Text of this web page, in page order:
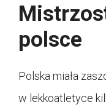
polsce
Polska miała
w lekkoatletyce